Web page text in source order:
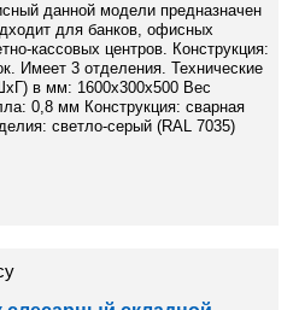
данной модели предназначен
для банков, офисных
кассовых центров. Конструкция:
Имеет 3 отделения. Технические
в мм: 1600х300х500 Вес
0,8 мм Конструкция: сварная
светло-серый (RAL 7035)